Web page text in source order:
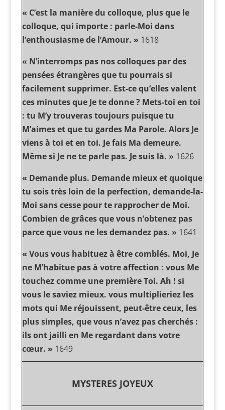
« C’est la manière du colloque, plus que le
colloque, qui importe : parle-Moi dans
l’enthousiasme de l’Amour. » 1618
« N’interromps pas nos colloques par des
pensées étrangères que tu pourrais si
facilement supprimer. Est-ce qu’elles valent
ces minutes que Je te donne ? Mets-toi en toi
: tu M’y trouveras toujours puisque tu
M’aimes et que tu gardes Ma Parole. Alors Je
viens à toi et en toi. Je fais Ma demeure.
Même si Je ne te parle pas. Je suis là. » 1626
« Demande plus. Demande mieux et quoique
tu sois très loin de la perfection, demande-la-
Moi sans cesse pour te rapprocher de Moi.
Combien de grâces que vous n’obtenez pas
parce que vous ne les demandez pas. » 1641
« Vous vous habituez à être comblés. Moi, Je
ne M’habitue pas à votre affection : vous Me
touchez comme une première Toi. Ah ! si
vous le saviez mieux. vous multiplieriez les
mots qui Me réjouissent, peut-être ceux, les
plus simples, que vous n’avez pas cherchés :
ils ont jailli en Me regardant dans votre
cœur. » 1649
MYSTERES JOYEUX